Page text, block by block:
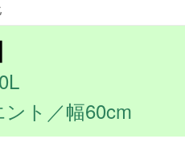
ト／幅60cm